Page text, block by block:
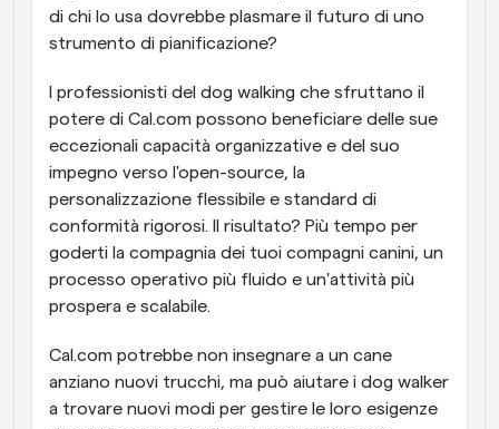
di chi lo usa dovrebbe plasmare il futuro di uno
strumento di pianificazione?
I professionisti del dog walking che sfruttano il
potere di Cal.com possono beneficiare delle sue
eccezionali capacità organizzative e del suo
impegno verso l'open-source, la
personalizzazione flessibile e standard di
conformità rigorosi. Il risultato? Più tempo per
goderti la compagnia dei tuoi compagni canini, un
processo operativo più fluido e un'attività più
prospera e scalabile.
Cal.com potrebbe non insegnare a un cane
anziano nuovi trucchi, ma può aiutare i dog walker
a trovare nuovi modi per gestire le loro esigenze